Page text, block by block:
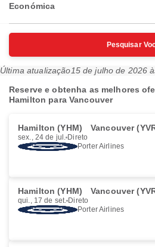
Económica
Pesquisar
Última atualização15 de julho de 2026
Reserve e obtenha as melhores
Hamilton para Vancouver
Hamilton (YHM) Vancouver
sex., 24 de jul. Direto
Porter Airlines
Hamilton (YHM) Vancouver
qui., 17 de set. Direto
Porter Airlines